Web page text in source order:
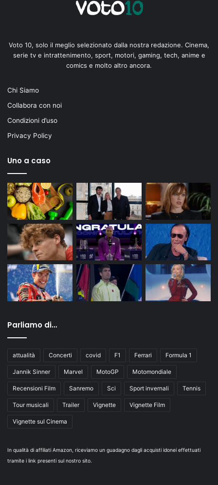
Voto 10, solo il meglio selezionato dalla nostra redazione. Cinema,
serie tv e intrattenimento, sport, motori, gaming, tech, anime e
comics e molto altro ancora.
Chi Siamo
Collabora con noi
Condizioni d’uso
Privacy Policy
Uno a caso
Parliamo di…
attualità Concerti covid F1 Ferrari Formula 1
Jannik Sinner Marvel MotoGP Motomondiale
Recensioni Film Sanremo Sci Sport invernali Tennis
Tour musicali Trailer Vignette Vignette Film
Vignette sul Cinema
In qualità di affiliati Amazon, riceviamo un guadagno dagli acquisti idonei effettuati
tramite i link presenti sul nostro sito.